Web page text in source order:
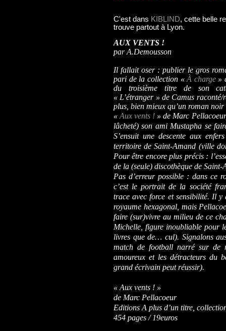
C'est dans KIBLIND, cette belle
trouve partout à Lyon.
AUX VENTS !
par A.Demousson
Il fallait oser : publier le gros
pari de la collection «À charge»
du troisième titre de son
« L’étranger » de Camus
plus, bien mieux qu’un roman noir
«Aux vents ! » de Marc
lâcheté) son ami Mustapha se
S’ensuit une descente aux
territoire de Saint-Amand (ville
Pour être encore plus précis :
de la (seule) discothèque de Saint-
Pas d’erreur possible : dans ce
c’est le portrait de la société
trace avec force et sensibilité. Il
royaume hexagonal, mais
faire (sur)vivre au milieu de ce
Michelle, figure inoubliable pour
livres que de… cul). Signalons
match de football narré sur de
amoureux et les détracteurs du
grand écrivain peut réussir).
« Aux vents ! »
de Marc Pellacoeur
Editions A plus d’un titre,
454 pages / 19euros